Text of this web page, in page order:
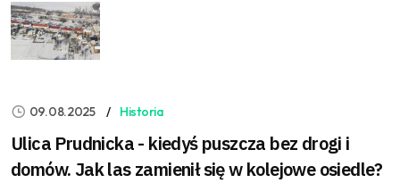
09.08.2025 Historia
Ulica Prudnicka - kiedyś puszcza bez drogi i
domów. Jak las zamienił się w kolejowe osiedle?